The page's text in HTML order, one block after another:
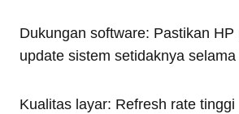
Dukungan software: Pastikan HP
update sistem setidaknya
Kualitas layar: Refresh rate